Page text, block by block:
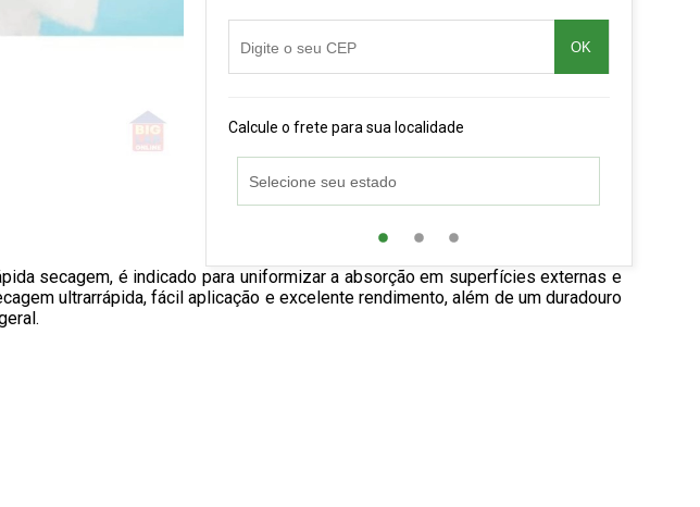
OK
Calcule o frete para sua localidade
secagem, é indicado para uniformizar a absorção em superfícies externas e
ultrarrápida, fácil aplicação e excelente rendimento, além de um duradouro